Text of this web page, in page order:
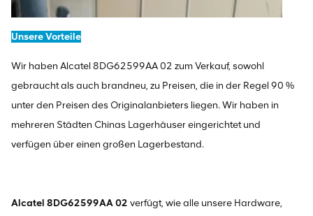
Unsere Vorteile
Wir haben Alcatel 8DG62599AA 02 zum Verkauf, sowohl
gebraucht als auch brandneu, zu Preisen, die in der Regel 90 %
unter den Preisen des Originalanbieters liegen. Wir haben in
mehreren Städten Chinas Lagerhäuser eingerichtet und
verfügen über einen großen Lagerbestand.
Alcatel 8DG62599AA 02 verfügt, wie alle unsere Hardware,